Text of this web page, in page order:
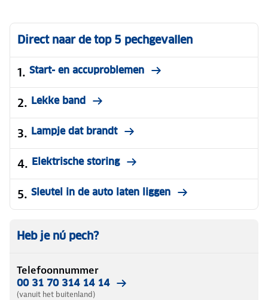
Direct naar de top 5 pechgevallen
Start- en accuproblemen
Lekke band
Lampje dat brandt
Elektrische storing
Sleutel in de auto laten liggen
Heb je nú pech?
Telefoonnummer
00 31 70 314 14 14
(vanuit het buitenland)